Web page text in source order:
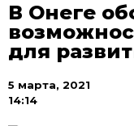
В Онеге
для
5 марта, 2021
14:14